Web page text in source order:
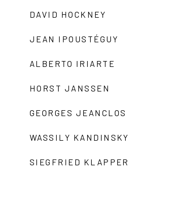
DAVID HOCKNEY
JEAN IPOUSTÉGUY
ALBERTO IRIARTE
HORST JANSSEN
GEORGES JEANCLOS
WASSILY KANDINSKY
SIEGFRIED KLAPPER